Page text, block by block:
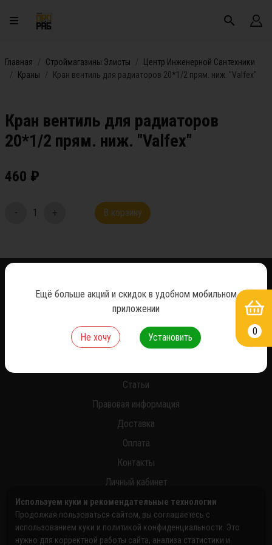
Главная Строймагазины Элисты
Центр Инженерной Сантехники
Краны
Кран вентиль для радиаторов 20*1/2 прям. ниж. "Valfex"
Кран вентиль для радиаторов
20*1/2 прям. ниж. "Valfex"
460 ₽
- 1 + В корзину
*
О нас
Статьи
Правовая информация
Доставка
Оплата
Контакты
Личный кабинет
0
Используем куки и рекомендательные технологии
Продолжая пользоваться сайтом, вы соглашаетесь с
использованием куки и политикой конфиденциальности. Это
нужно для корректной работы сайта, анализа статистики и
Ещё больше акций и скидок в удобном мобильном
приложении
Не хочу Установить